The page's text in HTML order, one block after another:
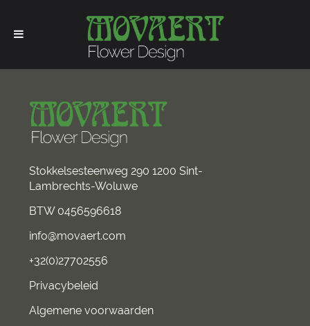
Stokkelsesteenweg 290 1200 Sint-
Lambrechts-Woluwe
BTW 0456596618
info@movaert.com
+32(0)27702556
Privacybeleid
Algemene voorwaarden